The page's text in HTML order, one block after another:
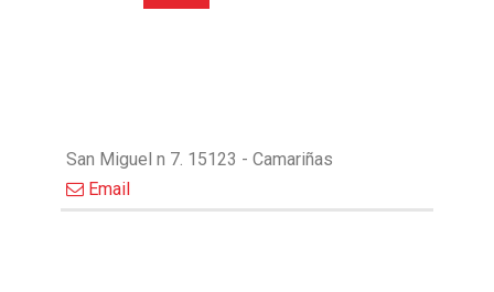
San Miguel n 7. 15123 - Camariñas
Email